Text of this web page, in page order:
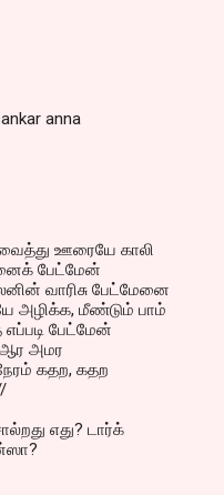
anna
ஊரையே காலி
பேட்மேன்
வாரிசு பேட்மேனை
அழிக்க, மீண்டும் பாம்
பேட்மேன்
ஆர அமர
கதற, கதற
எது? டார்க்